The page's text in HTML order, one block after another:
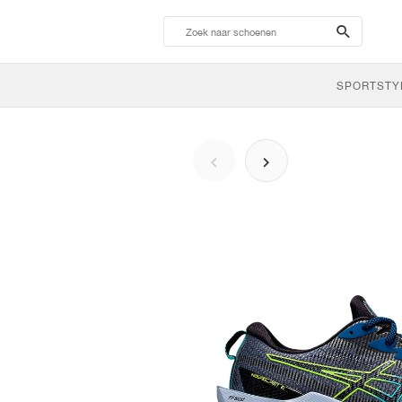
search-
btn